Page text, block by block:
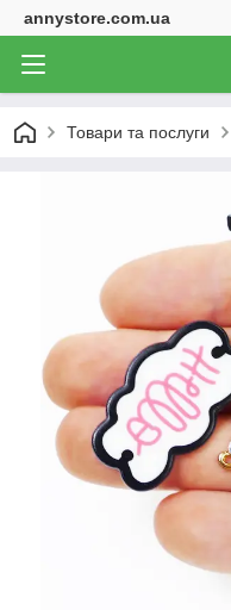
annystore.com.ua
Товари та послуги